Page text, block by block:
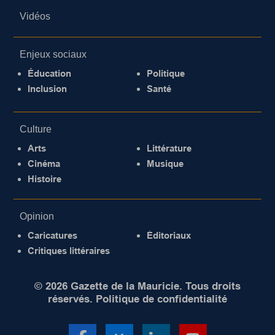
Vidéos
Enjeux sociaux
Éducation
Inclusion
Politique
Santé
Culture
Arts
Cinéma
Histoire
Littérature
Musique
Opinion
Caricatures
Critiques littéraires
Éditoriaux
© 2026 Gazette de la Mauricie. Tous droits
réservés. Politique de confidentialité